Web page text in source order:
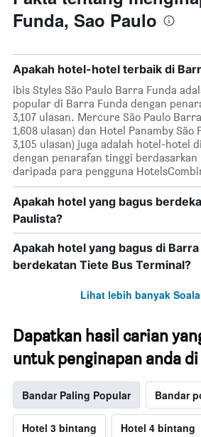
Funda, Sao Paulo
Apakah hotel-hotel terbaik di
ibis Styles São Paulo Barra Funda
popular di Barra Funda dengan
3,107 ulasan. Mercure São Paulo
1,608 ulasan) dan Hotel Panamby São
3,105 ulasan) juga adalah hotel-hotel
dengan penarafan tinggi
daripada para pengguna
Apakah hotel yang bagus
Paulista?
Apakah hotel yang bagus di Barra
berdekatan Tiete Bus Terminal?
Lihat lebih banyak
Dapatkan hasil carian
untuk penginapan anda
Bandar Paling Popular Bandar
Hotel 3 bintang Hotel 4 bintang